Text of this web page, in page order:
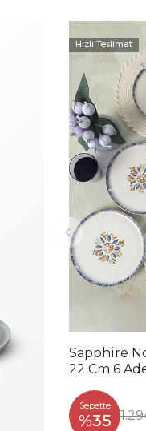
Hızlı Teslimat
Sapphire Nordıc Pasta Tabağı
22 Cm 6
Sepette
%35